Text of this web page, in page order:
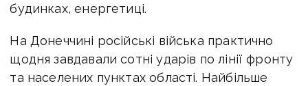
будинках, енергетиці.
На Донеччині російські війська практично
щодня завдавали сотні ударів по лінії фронту
та населених пунктах області. Найбільше